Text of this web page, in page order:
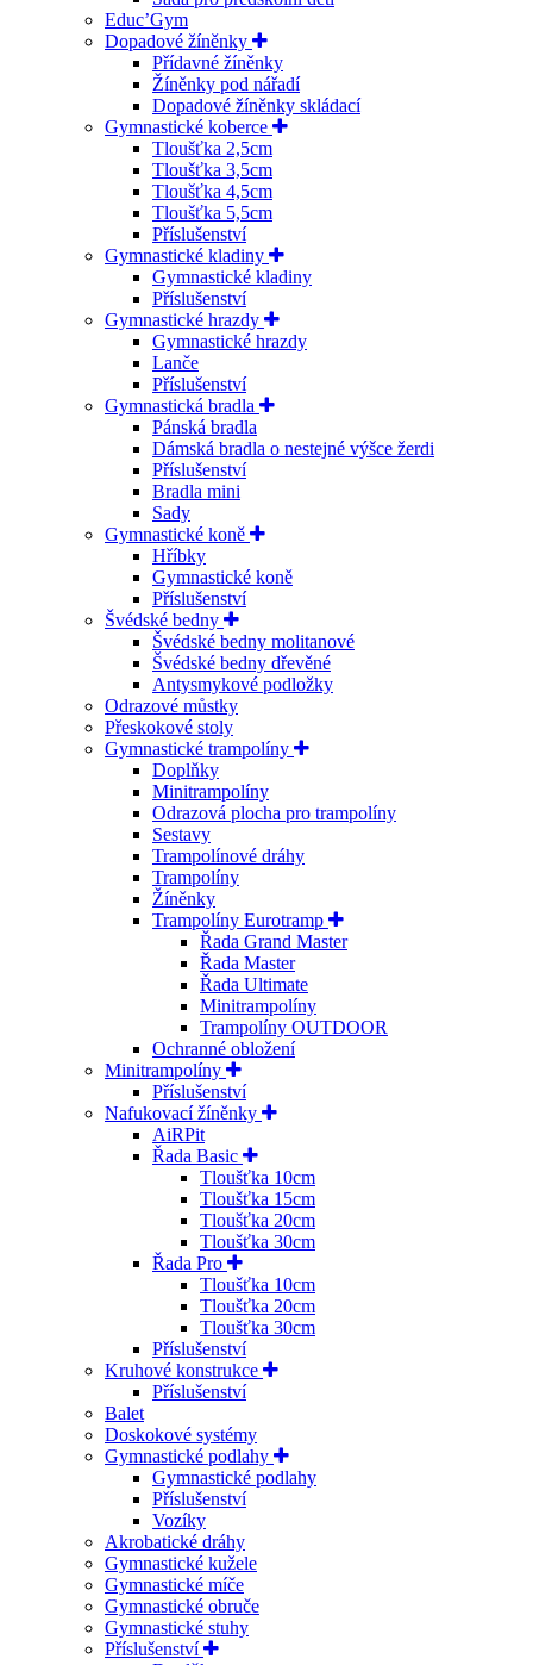
Educ’Gym
Dopadové žíněnky
Přídavné žíněnky
Žíněnky pod nářadí
Dopadové žíněnky skládací
Gymnastické koberce
Tloušťka 2,5cm
Tloušťka 3,5cm
Tloušťka 4,5cm
Tloušťka 5,5cm
Příslušenství
Gymnastické kladiny
Gymnastické kladiny
Příslušenství
Gymnastické hrazdy
Gymnastické hrazdy
Lanče
Příslušenství
Gymnastická bradla
Pánská bradla
Dámská bradla o nestejné výšce žerdi
Příslušenství
Bradla mini
Sady
Gymnastické koně
Hříbky
Gymnastické koně
Příslušenství
Švédské bedny
Švédské bedny molitanové
Švédské bedny dřevěné
Antysmykové podložky
Odrazové můstky
Přeskokové stoly
Gymnastické trampolíny
Doplňky
Minitrampolíny
Odrazová plocha pro trampolíny
Sestavy
Trampolínové dráhy
Trampolíny
Žíněnky
Trampolíny Eurotramp
Řada Grand Master
Řada Master
Řada Ultimate
Minitrampolíny
Trampolíny OUTDOOR
Ochranné obložení
Minitrampolíny
Příslušenství
Nafukovací žíněnky
AiRPit
Řada Basic
Tloušťka 10cm
Tloušťka 15cm
Tloušťka 20cm
Tloušťka 30cm
Řada Pro
Tloušťka 10cm
Tloušťka 20cm
Tloušťka 30cm
Příslušenství
Kruhové konstrukce
Příslušenství
Balet
Doskokové systémy
Gymnastické podlahy
Gymnastické podlahy
Příslušenství
Vozíky
Akrobatické dráhy
Gymnastické kužele
Gymnastické míče
Gymnastické obruče
Gymnastické stuhy
Příslušenství